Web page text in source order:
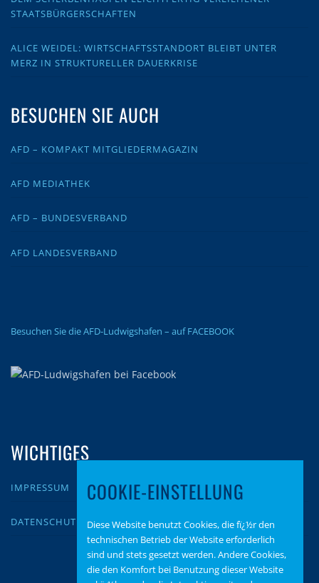
STAATSBÜRGERSCHAFTEN
ALICE WEIDEL: WIRTSCHAFTSSTANDORT BLEIBT UNTER
MERZ IN STRUKTURELLER DAUERKRISE
BESUCHEN SIE AUCH
AFD – KOMPAKT MITGLIEDERMAGAZIN
AFD MEDIATHEK
AFD – BUNDESVERBAND
AFD LANDESVERBAND
Besuchen Sie die AFD-Ludwigshafen – auf FACEBOOK
WICHTIGES
IMPRESSUM
DATENSCHUTZ
COOKIE-EINSTELLUNG
Diese Website benutzt Cookies, die fï¿½r den
technischen Betrieb der Website erforderlich
sind und stets gesetzt werden. Andere Cookies,
die den Komfort bei Benutzung dieser Website